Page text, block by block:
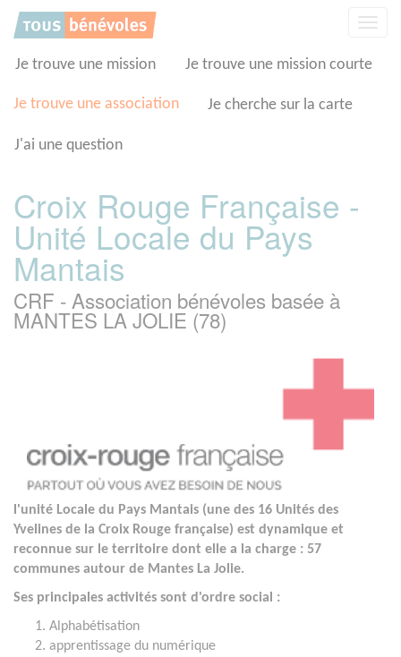
Je trouve une mission Je trouve une mission courte
Je trouve une association Je cherche sur la carte
J'ai une question
Croix Rouge Française -
Unité Locale du Pays
Mantais
CRF - Association bénévoles basée à
MANTES LA JOLIE (78)
l'unité Locale du Pays Mantais (une des 16 Unités des
Yvelines de la Croix Rouge française) est dynamique et
reconnue sur le territoire dont elle a la charge : 57
communes autour de Mantes La Jolie.
Ses principales activités sont d'ordre social :
Alphabétisation
apprentissage du numérique
Panneau de gestion des cookies